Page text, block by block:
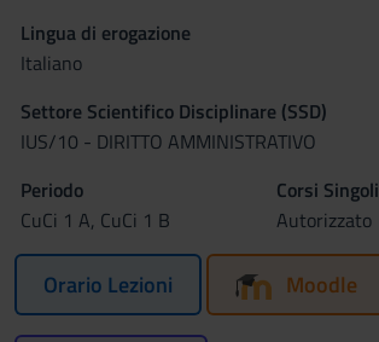
Lingua di erogazione
Italiano
Settore Scientifico Disciplinare (SSD)
IUS/10 - DIRITTO AMMINISTRATIVO
Periodo
CuCi 1 A, CuCi 1 B
Corsi Singoli
Autorizzato
Orario Lezioni Moodle